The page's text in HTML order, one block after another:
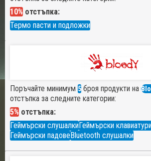
10% отстъпка:
Термо пасти и подложки
Поръчайте минимум 5 броя продукти на
отстъпка за следните категории:
5% отстъпка:
Геймърски слушалкиГеймърски
Геймърски падовеBluetooth слушалки